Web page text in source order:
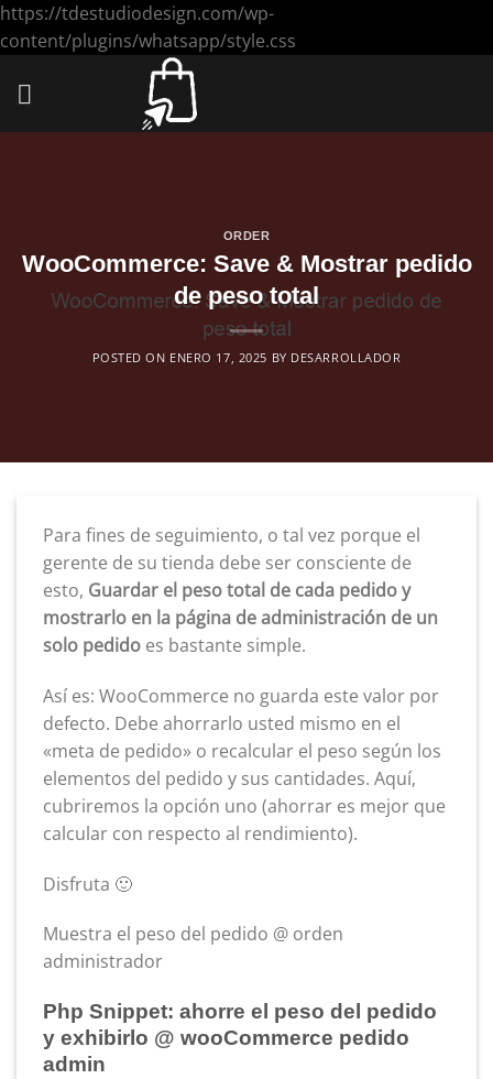
https://tdestudiodesign.com/wp-
content/plugins/whatsapp/style.css
ORDER
WooCommerce: Save & Mostrar pedido
de peso total
POSTED ON ENERO 17, 2025 BY DESARROLLADOR
Para fines de seguimiento, o tal vez porque el
gerente de su tienda debe ser consciente de
esto, Guardar el peso total de cada pedido y
mostrarlo en la página de administración de un
solo pedido es bastante simple.
Así es: WooCommerce no guarda este valor por
defecto. Debe ahorrarlo usted mismo en el
«meta de pedido» o recalcular el peso según los
elementos del pedido y sus cantidades. Aquí,
cubriremos la opción uno (ahorrar es mejor que
calcular con respecto al rendimiento).
Disfruta 🙂
Muestra el peso del pedido @ orden
administrador
Php Snippet: ahorre el peso del pedido
y exhibirlo @ wooCommerce pedido
admin